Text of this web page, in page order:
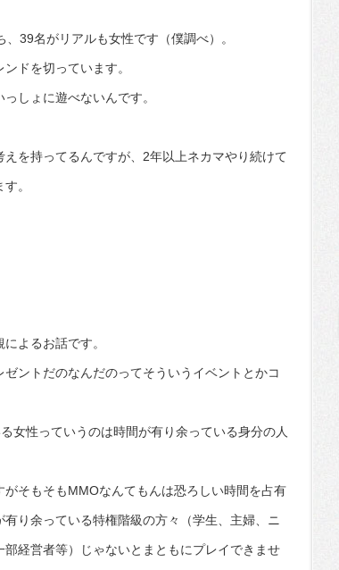
39名がリアルも女性です（僕調べ）。
ドを切っています。
しょに遊べないんです。
を持ってるんですが、2年以上ネカマやり続けて
。
よるお話です。
ントだのなんだのってそういうイベントとかコ
女性っていうのは時間が有り余っている身分の人
そもそもMMOなんてもんは恐ろしい時間を占有
り余っている特権階級の方々（学生、主婦、ニ
経営者等）じゃないとまともにプレイできませ